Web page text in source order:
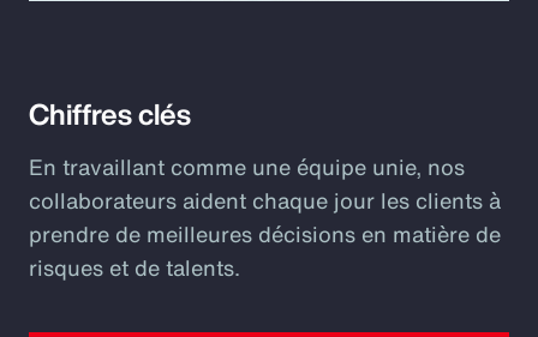
Chiffres clés
En travaillant comme une équipe unie, nos
collaborateurs aident chaque jour les clients à
prendre de meilleures décisions en matière de
risques et de talents.